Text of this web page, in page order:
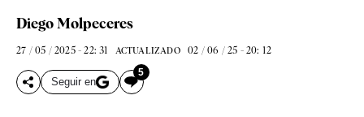
Diego Molpeceres
27 / 05 / 2025 - 22: 31 ACTUALIZADO 02 / 06 / 25 - 20: 12
Seguir en
5